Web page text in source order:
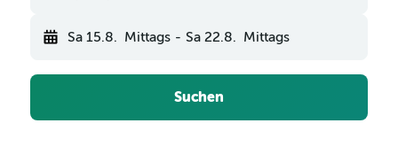
Sa 15.8. Mittags - Sa 22.8. Mittags
Suchen